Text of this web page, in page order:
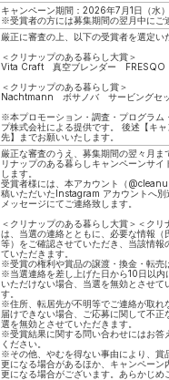
キャンペーン期間：2026年7月1日（水
※受賞者の方には募集期間の翌月中にご
厳正に審査の上、以下の受賞者を選定い
＜クリナップのある暮らし大賞＞
Vita Craft 真空ブレンダー
＜クリナップのある暮らし賞＞
Nachtmann ボサノバ サービングセ
※本プロモーション・調査・プログラム
プ株式会社による提供です。 後述【キ
先】までお願いいたします。
厳正な審査のうえ、募集期間の翌々月ま
リナップのある暮らしキャンペーンサイ
します。
受賞者様には、本アカウント（
稿いただいたInstagram アカウントへ
メッセージにてご連絡致します。
＜クリナップのある暮らし大賞＞＜クリ
は、当選の連絡とともに、必要な情報
等）をご確認させていただき、当該情報
ていただきます。
※受賞の権利や賞品の譲渡・換金・転売
※当選連絡を差し上げた日から10日以内
いただけない場合、当選を無効とさせて
す。
※住所、転居先が不明等でご連絡が取れ
届けできない場合、ご応募に関して不正
選を無効とさせていただきます。
※受賞結果に関する問い合わせにはお答
ください。
※その他、やむを得ない事由により、賞
更になる場合があるほか、キャンペーン
更になる場合がございます。あらかじめ